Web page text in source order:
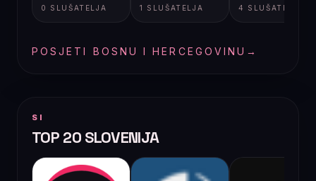
0 SLUŠATELJA 1 SLUŠATELJA 4 SLUŠATELJA
POSJETI BOSNU I HERCEGOVINU →
SI
TOP 20 SLOVENIJA